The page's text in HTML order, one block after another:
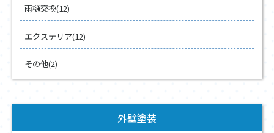
雨樋交換(12)
エクステリア(12)
その他(2)
外壁塗装